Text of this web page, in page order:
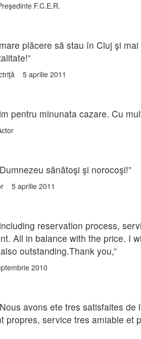
F.C.E.R.
plăcere să stau în Cluj şi
5 aprilie 2011
pentru minunata cazare. Cu
sănătoşi şi norocoşi!”
5 aprilie 2011
reservation process,
All in balance with the price. I
outstanding.Thank you,”
2010
avons ete tres satisfaites de
propres, service tres amiable et